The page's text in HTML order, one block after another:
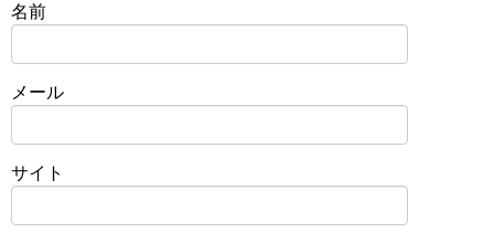
名前
メール
サイト